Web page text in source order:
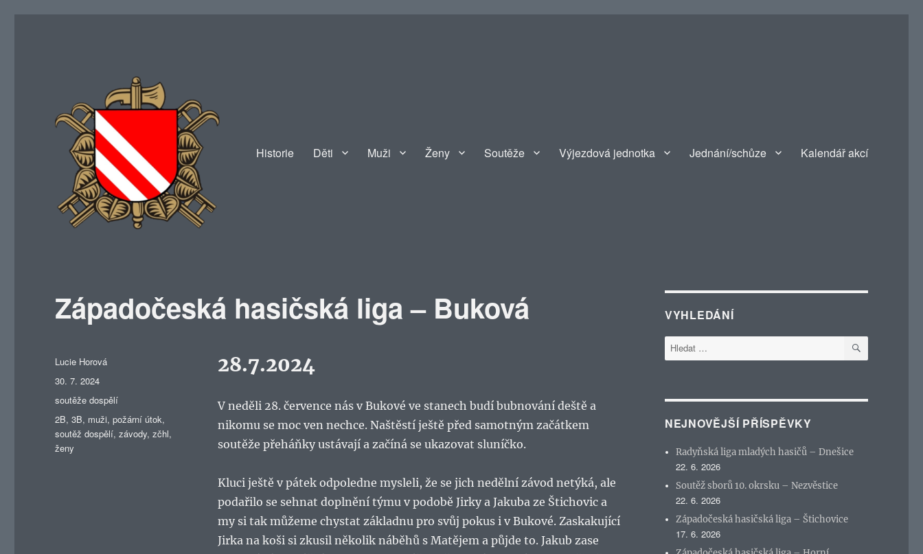
Historie Děti Muži Ženy Soutěže Výjezdová jednotka Jednání/schůze Kalendář akcí
Západočeská hasičská liga – Buková
28.7.2024
V neděli 28. července nás v Bukové ve stanech budí bubnování deště a
nikomu se moc ven nechce. Naštěstí ještě před samotným začátkem
soutěže přeháňky ustávají a začíná se ukazovat sluníčko.
Kluci ještě v pátek odpoledne mysleli, že se jich nedělní závod netýká, ale
podařilo se sehnat doplnění týmu v podobě Jirky a Jakuba ze Štichovic a
my si tak můžeme chystat základnu pro svůj pokus i v Bukové. Zaskakující
Jirka na koši si zkusil několik náběhů s Matějem a půjde to. Jakub zase
Autor:
Lucie Horová
Publikováno:
30. 7. 2024
Rubriky:
soutěže dospělí
Štítky:
2B,3B, muži,požární útok,
soutěž dospělí,závody,zčhl,
ženy
VYHLEDÁNÍ
Hledat: HLEDÁNÍ
NEJNOVĚJŠÍ PŘÍSPĚVKY
Radyňská liga mladých hasičů – Dnešice
22. 6. 2026
Soutěž sborů 10. okrsku – Nezvěstice
22. 6. 2026
Západočeská hasičská liga – Štichovice
17. 6. 2026